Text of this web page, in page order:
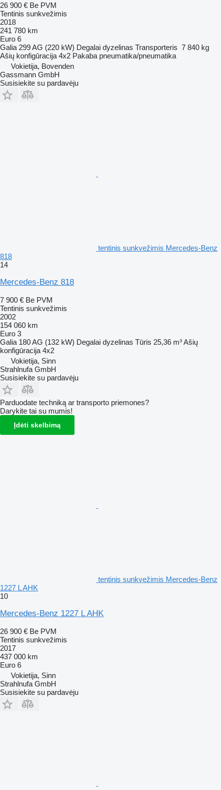
26 900 € Be PVM
Tentinis sunkvežimis
2018
241 780 km
Euro 6
Galia 299 AG (220 kW) Degalai dyzelinas Transporteris 7 840 kg
Ašių konfigūracija 4x2 Pakaba pneumatika/pneumatika
Vokietija, Bovenden
Gassmann GmbH
Susisiekite su pardavėju
tentinis sunkvežimis Mercedes-Benz
818
14
Mercedes-Benz 818
7 900 € Be PVM
Tentinis sunkvežimis
2002
154 060 km
Euro 3
Galia 180 AG (132 kW) Degalai dyzelinas Tūris 25,36 m³Ašių
konfigūracija 4x2
Vokietija, Sinn
Strahlnufa GmbH
Susisiekite su pardavėju
Parduodate techniką ar transporto priemones?
Darykite tai su mumis!
Įdėti skelbimą
tentinis sunkvežimis Mercedes-Benz
1227 L AHK
10
Mercedes-Benz 1227 L AHK
26 900 € Be PVM
Tentinis sunkvežimis
2017
437 000 km
Euro 6
Vokietija, Sinn
Strahlnufa GmbH
Susisiekite su pardavėju